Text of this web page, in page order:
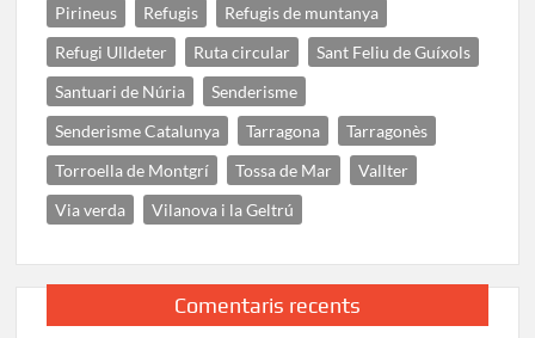
Pirineus
Refugis
Refugis de muntanya
Refugi Ulldeter
Ruta circular
Sant Feliu de Guíxols
Santuari de Núria
Senderisme
Senderisme Catalunya
Tarragona
Tarragonès
Torroella de Montgrí
Tossa de Mar
Vallter
Via verda
Vilanova i la Geltrú
Comentaris recents